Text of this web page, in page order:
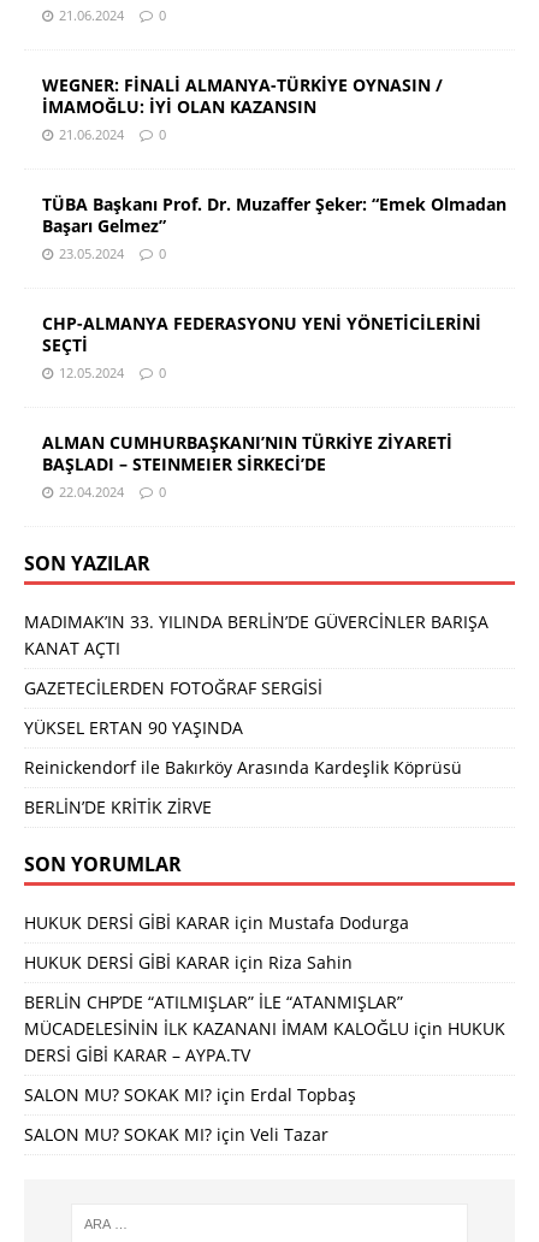
21.06.2024 0
WEGNER: FİNALİ ALMANYA-TÜRKİYE OYNASIN /
İMAMOĞLU: İYİ OLAN KAZANSIN
21.06.2024 0
TÜBA Başkanı Prof. Dr. Muzaffer Şeker: “Emek Olmadan
Başarı Gelmez”
23.05.2024 0
CHP-ALMANYA FEDERASYONU YENİ YÖNETİCİLERİNİ
SEÇTİ
12.05.2024 0
ALMAN CUMHURBAŞKANI’NIN TÜRKİYE ZİYARETİ
BAŞLADI – STEINMEIER SİRKECİ’DE
22.04.2024 0
SON YAZILAR
MADIMAK’IN 33. YILINDA BERLİN’DE GÜVERCİNLER BARIŞA
KANAT AÇTI
GAZETECİLERDEN FOTOĞRAF SERGİSİ
YÜKSEL ERTAN 90 YAŞINDA
Reinickendorf ile Bakırköy Arasında Kardeşlik Köprüsü
BERLİN’DE KRİTİK ZİRVE
SON YORUMLAR
HUKUK DERSİ GİBİ KARAR için Mustafa Dodurga
HUKUK DERSİ GİBİ KARAR için Riza Sahin
BERLİN CHP’DE “ATILMIŞLAR” İLE “ATANMIŞLAR”
MÜCADELESİNİN İLK KAZANANI İMAM KALOĞLU için HUKUK
DERSİ GİBİ KARAR – AYPA.TV
SALON MU? SOKAK MI? için Erdal Topbaş
SALON MU? SOKAK MI? için Veli Tazar